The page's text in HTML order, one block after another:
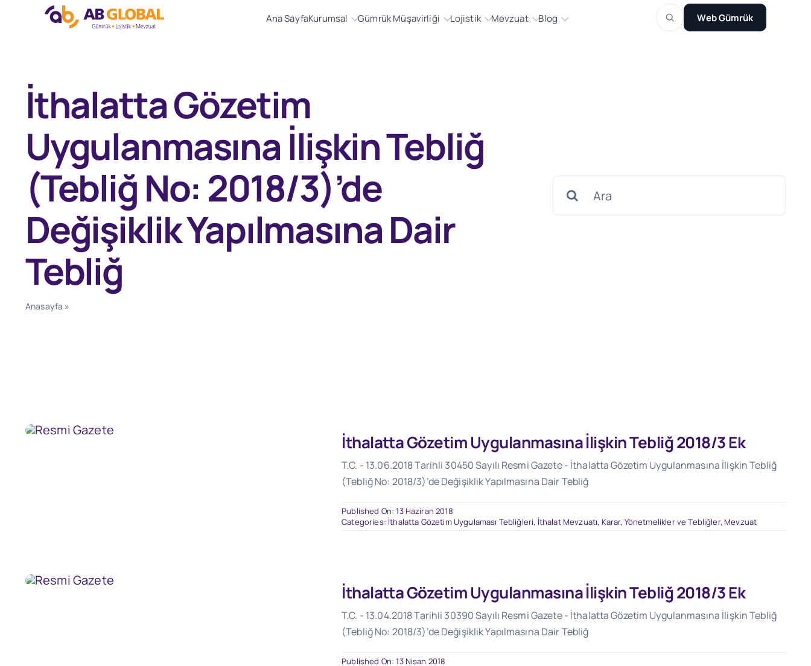
Ana SayfaKurumsal Gümrük Müşavirliği Lojistik Mevzuat Blog Web Gümrük
contentİthalatta Gözetim
Uygulanmasına İlişkin Tebliğ
(Tebliğ No: 2018/3)’de
Değişiklik Yapılmasına Dair
Tebliğ
Anasayfa »
İthalatta Gözetim Uygulanmasına İlişkin Tebliğ 2018/3 Ek
T.C. - 13.06.2018 Tarihli 30450 Sayılı Resmi Gazete - İthalatta Gözetim Uygulanmasına İlişkin Tebliğ
(Tebliğ No: 2018/3)’de Değişiklik Yapılmasına Dair Tebliğ
Published On: 13 Haziran 2018
Categories: İthalatta Gözetim Uygulaması Tebliğleri, İthalat Mevzuatı, Karar, Yönetmelikler ve Tebliğler, Mevzuat
İthalatta Gözetim Uygulanmasına İlişkin Tebliğ 2018/3 Ek
T.C. - 13.04.2018 Tarihli 30390 Sayılı Resmi Gazete - İthalatta Gözetim Uygulanmasına İlişkin Tebliğ
(Tebliğ No: 2018/3)’de Değişiklik Yapılmasına Dair Tebliğ
Published On: 13 Nisan 2018